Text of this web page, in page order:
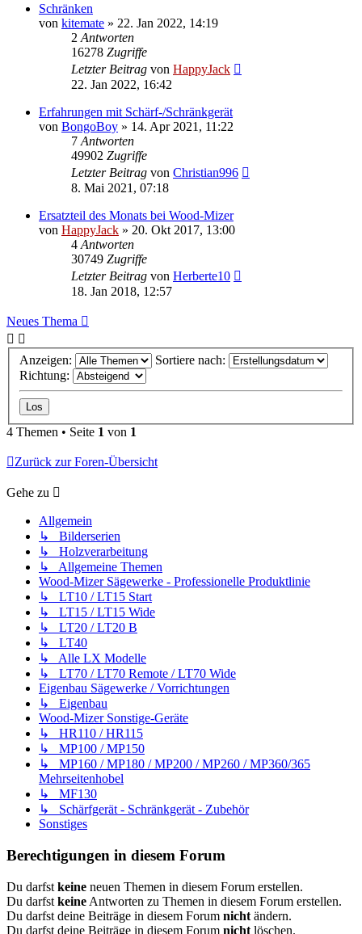
Schränken
von kitemate » 22. Jan 2022, 14:19
2 Antworten
16278 Zugriffe
Letzter Beitrag von HappyJack
22. Jan 2022, 16:42
Erfahrungen mit Schärf-/Schränkgerät
von BongoBoy » 14. Apr 2021, 11:22
7 Antworten
49902 Zugriffe
Letzter Beitrag von Christian996
8. Mai 2021, 07:18
Ersatzteil des Monats bei Wood-Mizer
von HappyJack » 20. Okt 2017, 13:00
4 Antworten
30749 Zugriffe
Letzter Beitrag von Herberte10
18. Jan 2018, 12:57
Neues Thema
Anzeigen:
Sortiere nach:
Richtung:
4 Themen • Seite 1 von 1
Zurück zur Foren-Übersicht
Gehe zu
Allgemein
↳ Bilderserien
↳ Holzverarbeitung
↳ Allgemeine Themen
Wood-Mizer Sägewerke - Professionelle Produktlinie
↳ LT10 / LT15 Start
↳ LT15 / LT15 Wide
↳ LT20 / LT20 B
↳ LT40
↳ Alle LX Modelle
↳ LT70 / LT70 Remote / LT70 Wide
Eigenbau Sägewerke / Vorrichtungen
↳ Eigenbau
Wood-Mizer Sonstige-Geräte
↳ HR110 / HR115
↳ MP100 / MP150
↳ MP160 / MP180 / MP200 / MP260 / MP360/365
Mehrseitenhobel
↳ MF130
↳ Schärfgerät - Schränkgerät - Zubehör
Sonstiges
Berechtigungen in diesem Forum
Du darfst keine neuen Themen in diesem Forum erstellen.
Du darfst keine Antworten zu Themen in diesem Forum erstellen.
Du darfst deine Beiträge in diesem Forum nicht ändern.
Du darfst deine Beiträge in diesem Forum nicht löschen.